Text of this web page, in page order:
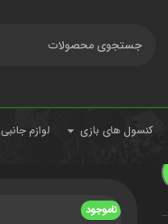
کنسول های بازی لوازم جانبی
خانه کنسول های بازی
ناموجود